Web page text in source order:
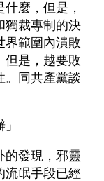
麼，但是，
獨裁專制的決
界範圍內潰敗
但是，越要敗
。同共產黨談
的發現，邪靈
流氓手段已經